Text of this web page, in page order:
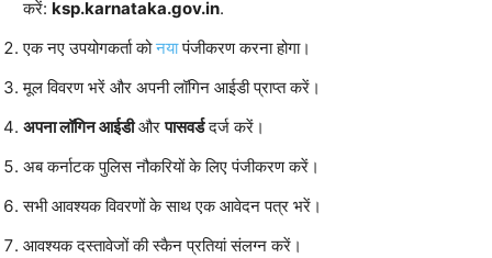
करें: ksp.karnataka.gov.in.
एक नए उपयोगकर्ता कोनयापंजीकरण करना होगा।
मूल विवरण भरें और अपनी लॉगिन आईडी प्राप्त करें।
अपना लॉगिन आईडीऔरपासवर्डदर्ज करें।
अब कर्नाटक पुलिस नौकरियों के लिए पंजीकरण करें।
सभी आवश्यक विवरणों के साथ एक आवेदन पत्र भरें।
आवश्यक दस्तावेजों की स्कैन प्रतियां संलग्न करें।